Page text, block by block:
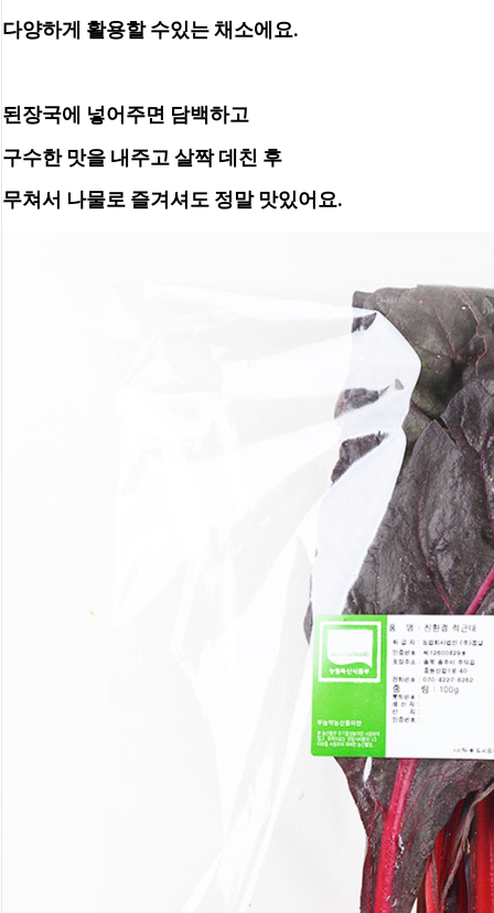
다양하게 활용할 수있는 채소에요.
된장국에 넣어주면 담백하고
구수한 맛을 내주고 살짝 데친 후
무쳐서 나물로 즐겨셔도 정말 맛있어요.